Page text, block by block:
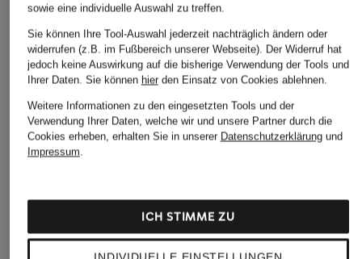
Anzughose Slim Fit
ab 149,95 €
Dondup
Chino GAUBERT
Extra Slim Fit
DRYKORN
Chino AJEND Extra
sowie eine individuelle Auswahl zu treffen.
Sie können Ihre Tool-Auswahl jederzeit nachträglich ändern oder
widerrufen (z.B. im Fußbereich unserer Webseite). Der Widerruf hat
jedoch keine Auswirkung auf die bisherige Verwendung der Tools und
Ihrer Daten. Sie können hierden Einsatz von Cookies ablehnen.
Weitere Informationen zu den eingesetzten Tools und der
Verwendung Ihrer Daten, welche wir und unsere Partner durch die
Cookies erheben, erhalten Sie in unserer Datenschutzerklärungund
Impressum.
ICH STIMME ZU